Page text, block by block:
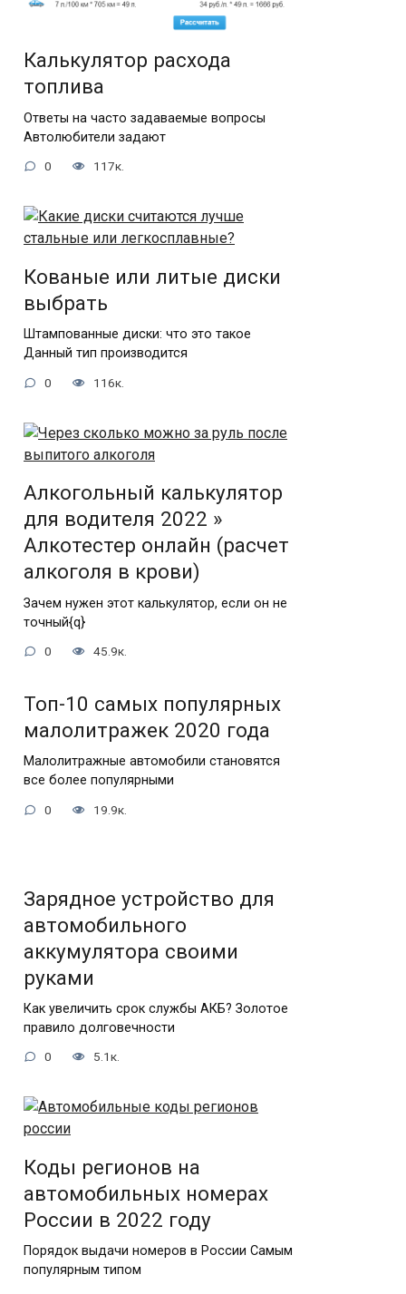
Калькулятор расхода
топлива
Ответы на часто задаваемые вопросы
Автолюбители задают
0 117к.
Кованые или литые диски
выбрать
Штампованные диски: что это такое
Данный тип производится
0 116к.
Алкогольный калькулятор
для водителя 2022 »
Алкотестер онлайн (расчет
алкоголя в крови)
Зачем нужен этот калькулятор, если он не
точный{q}
0 45.9к.
Топ-10 самых популярных
малолитражек 2020 года
Малолитражные автомобили становятся
все более популярными
0 19.9к.
Зарядное устройство для
автомобильного
аккумулятора своими
руками
Как увеличить срок службы АКБ? Золотое
правило долговечности
0 5.1к.
Коды регионов на
автомобильных номерах
России в 2022 году
Порядок выдачи номеров в России Самым
популярным типом